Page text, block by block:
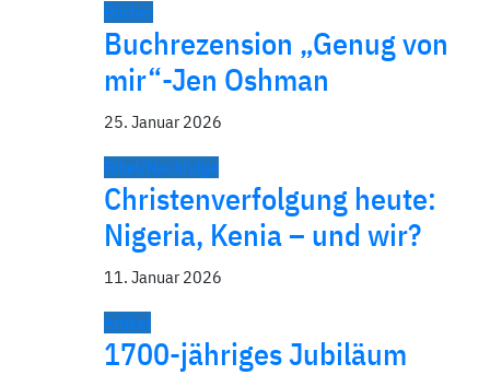
Bücher
Buchrezension „Genug von
mir“-Jen Oshman
25. Januar 2026
Bibel/Nachfolge
Christenverfolgung heute:
Nigeria, Kenia – und wir?
11. Januar 2026
Artikel
1700-jähriges Jubiläum